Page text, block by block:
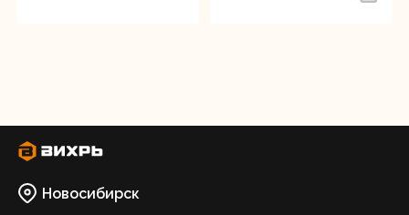
Новосибирск